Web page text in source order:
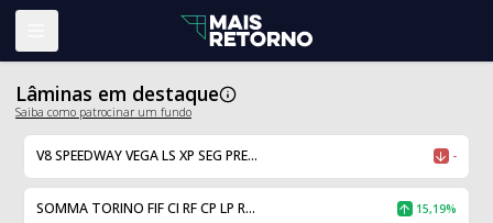
Lâminas em destaque
Saiba como patrocinar um fundo
V8 SPEEDWAY VEGA LS XP SEG PRE... -
SOMMA TORINO FIF CI RF CP LP R... 15,19%